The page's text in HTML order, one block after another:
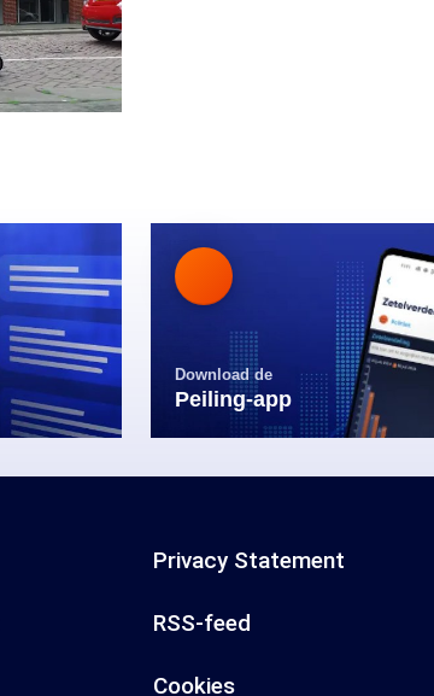
Download de
Peiling-app
Privacy Statement
RSS-feed
Cookies